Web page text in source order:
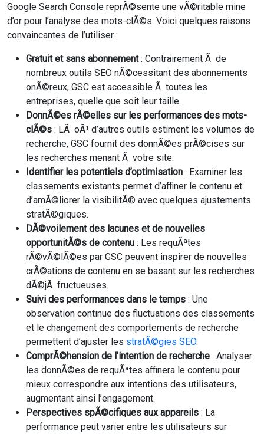
Google Search Console reprÃ©sente une vÃ©ritable mine
d’or pour l’analyse des mots-clÃ©s. Voici quelques raisons
convaincantes de l’utiliser :
Gratuit et sans abonnement: Contrairement Ã de
nombreux outils SEO nÃ©cessitant des abonnements
onÃ©reux, GSC est accessible Ã toutes les
entreprises, quelle que soit leur taille.
DonnÃ©es rÃ©elles sur les performances des mots-
clÃ©s : LÃ oÃ¹ d’autres outils estiment les volumes de
recherche, GSC fournit des donnÃ©es prÃ©cises sur
les recherches menant Ã votre site.
Identifier les potentiels d’optimisation : Examiner les
classements existants permet d’affiner le contenu et
d’amÃ©liorer la visibilitÃ© avec quelques ajustements
stratÃ©giques.
DÃ©voilement des lacunes et de nouvelles
opportunitÃ©s de contenu : Les requÃªtes
rÃ©vÃ©lÃ©es par GSC peuvent inspirer de nouvelles
crÃ©ations de contenu en se basant sur les recherches
dÃ©jÃ fructueuses.
Suivi des performances dans le temps : Une
observation continue des fluctuations des classements
et le changement des comportements de recherche
permettent d’ajuster les stratÃ©gies SEO.
ComprÃ©hension de l’intention de recherche : Analyser
les donnÃ©es de requÃªtes affinera le contenu pour
mieux correspondre aux intentions des utilisateurs,
augmentant ainsi l’engagement.
Perspectives spÃ©cifiques aux appareils : La
performance peut varier entre les utilisateurs sur